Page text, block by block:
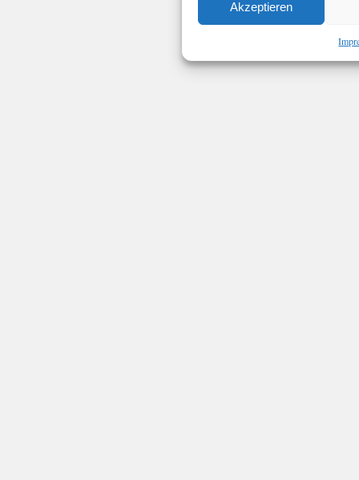
Akzeptieren